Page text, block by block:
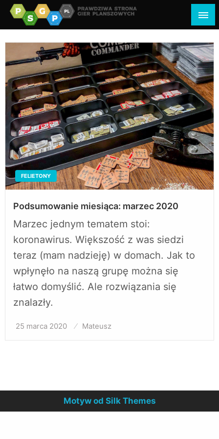
psgp.pl
prawdziwa strona gier planszowych
FELIETONY
Podsumowanie miesiąca: marzec 2020
Marzec jednym tematem stoi:
koronawirus. Większość z was siedzi
teraz (mam nadzieję) w domach. Jak to
wpłynęło na naszą grupę można się
łatwo domyślić. Ale rozwiązania się
znalazły.
Opublikowane
25 marca 2020 Mateusz
Motyw od Silk Themes